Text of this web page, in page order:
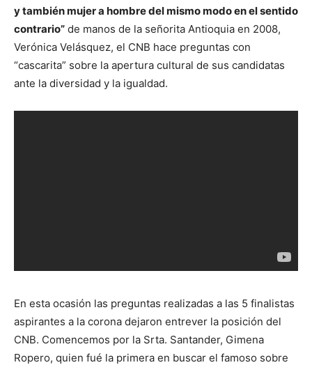
y también mujer a hombre del mismo modo en el sentido
contrario” de manos de la señorita Antioquia en 2008,
Verónica Velásquez, el CNB hace preguntas con
“cascarita” sobre la apertura cultural de sus candidatas
ante la diversidad y la igualdad.
En esta ocasión las preguntas realizadas a las 5 finalistas
aspirantes a la corona dejaron entrever la posición del
CNB. Comencemos por la Srta. Santander, Gimena
Ropero, quien fué la primera en buscar el famoso sobre